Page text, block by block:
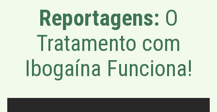
Reportagens: O
Tratamento com
Ibogaína Funciona!